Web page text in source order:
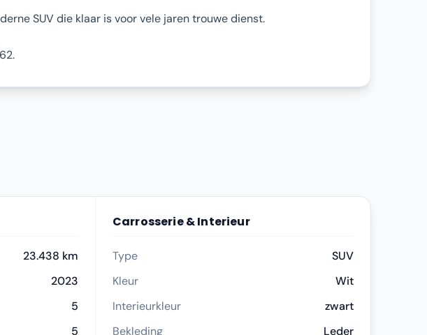
SUV die klaar is voor vele jaren trouwe dienst.
23.438 km
2023
5
5
Carrosserie & Interieur
Type
SUV
Kleur
Wit
Interieurkleur
zwart
Bekleding
Leder